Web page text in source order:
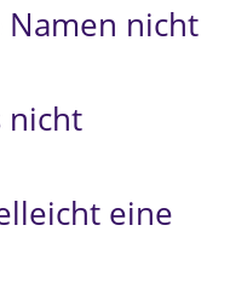
nicht
nicht
eine